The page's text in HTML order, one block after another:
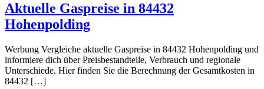
Aktuelle Gaspreise in 84432
Hohenpolding
Werbung Vergleiche aktuelle Gaspreise in 84432 Hohenpolding und
informiere dich über Preisbestandteile, Verbrauch und regionale
Unterschiede. Hier finden Sie die Berechnung der Gesamtkosten in
84432 […]